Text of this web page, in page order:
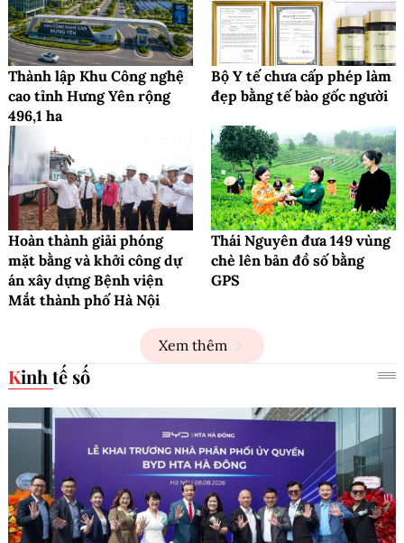
Thành lập Khu Công nghệ
cao tỉnh Hưng Yên rộng
496,1 ha
Bộ Y tế chưa cấp phép làm
đẹp bằng tế bào gốc người
Hoàn thành giải phóng
mặt bằng và khởi công dự
án xây dựng Bệnh viện
Mắt thành phố Hà Nội
Thái Nguyên đưa 149 vùng
chè lên bản đồ số bằng
GPS
Xem thêm
Kinh tế số